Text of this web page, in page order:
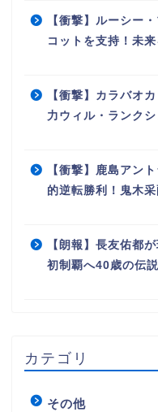
【衝撃】ルーシー
コットを支持！未
【衝撃】カラバオ
力ウィル・ランク
【衝撃】鹿島アン
的逆転勝利！鬼木
【朗報】長友佑都
初制覇へ40歳の伝
カテゴリ
その他